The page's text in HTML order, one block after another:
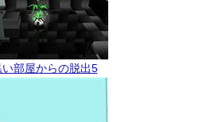
い部屋からの脱出5